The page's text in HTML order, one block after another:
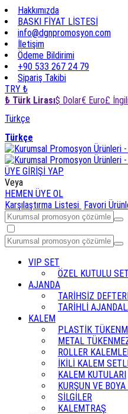
Hakkımızda
BASKI FİYAT LİSTESİ
info@dgnpromosyon.com
İletişim
Ödeme Bildirimi
+90 533 267 24 79
Sipariş Takibi
TRY ₺
₺ Türk Lirası$ Dolar€ Euro£
Türkçe
Türkçe
ÜYE GİRİŞİ YAP
Veya
HEMEN ÜYE OL
Karşılaştırma Listesi Favori
VIP SET
ÖZEL KUTULU
AJANDA
TARİHSİZ
TARİHLİ
KALEM
PLASTİK
METAL
ROLLER
İKİLİ KALEM
KALEM KUTULARI
KURŞUN VE
SİLGİLER
KALEMTRAŞ